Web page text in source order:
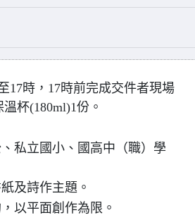
17時，17時前完成交件者現場
杯(180ml)1份。
私立國小、國高中（職）學
及詩作主題。
以平面創作為限。